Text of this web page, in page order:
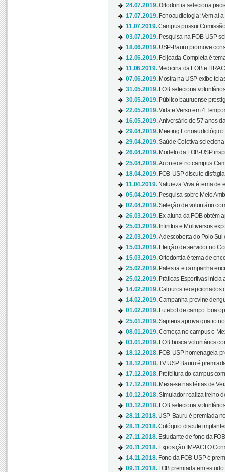
24.07.2019.Ortodontia seleciona
17.07.2019. Fonoaudiologia: Vem aí
11.07.2019.Campus possui
03.07.2019. Pesquisa na FOB-USP
18.06.2019. USP-Bauru promove
12.06.2019. Feijoada Completa é
11.06.2019. Medicina da FOB e
07.06.2019. Mostra na USP exibe
31.05.2019. FOB seleciona
30.05.2019. Público bauruense
22.05.2019.Vida e Verso em 4
16.05.2019.Aniversário de 57 anos
29.04.2019. Meeting
29.04.2019.Saúde Coletiva
26.04.2019. Modelo da FOB-USP
25.04.2019.Acontece no campus
18.04.2019. FOB-USP discute
11.04.2019. Natureza Viva é tema de
05.04.2019. Pesquisa sobre Meio
02.04.2019.Seleção de voluntário
26.03.2019. Ex-aluna da FOB obtém
25.03.2019. Infinitos e Multiversos
22.03.2019.A descoberta do Polo Sul
15.03.2019. Eleição de servidor no
15.03.2019.Ortodontia é tema de
25.02.2019. Palestra e campanha
25.02.2019. Práticas Esportivas inicia
14.02.2019.Calouros recepcionados
14.02.2019.Campanha previne
01.02.2019. Futebol de campo: boa
25.01.2019.Sapiens aprova quatro
08.01.2019.Começa no campus o
03.01.2019. FOB busca voluntários
18.12.2018. FOB-USP homenageia
18.12.2018.TV USP Bauru é
17.12.2018. Prefeitura do campus
17.12.2018. Mexa-se nas férias de
10.12.2018.Simulador realiza treino
03.12.2018. FOB seleciona
28.11.2018. USP-Bauru é premiada
28.11.2018.Colóquio discute
27.11.2018. Estudante de fono da
20.11.2018. Exposição IMPACTO
14.11.2018. Fono da FOB-USP é
09.11.2018. FOB premiada em estudo